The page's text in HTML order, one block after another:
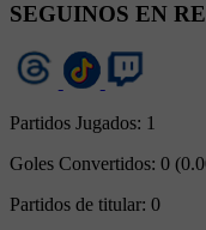
SEGUINOS EN
Partidos Jugados: 1
Goles Convertidos: 0
Partidos de titular: 0